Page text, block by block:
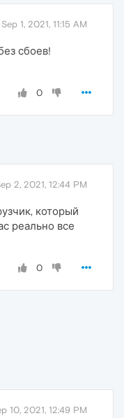
Sep 1, 2021, 11:15 AM
сбоев!
0
2, 2021, 12:44 PM
который
реально все
0
10, 2021, 12:49 PM